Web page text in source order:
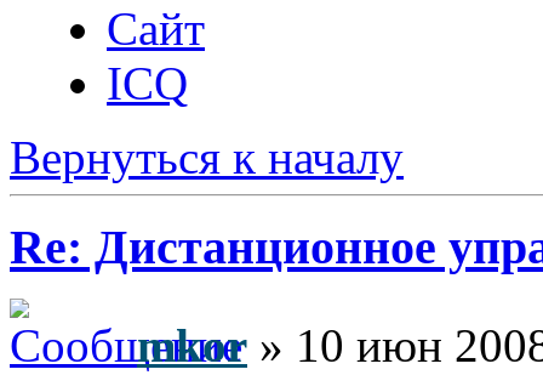
Сайт
ICQ
Вернуться к началу
Re: Дистанционное
mkor » 10 июн